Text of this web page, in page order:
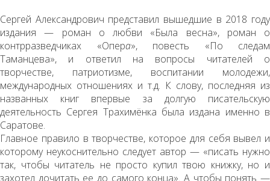
Сергей Александрович представил вышедшие в 2018 году
издания — роман о любви «Была весна», роман о
контрразведчиках «Опера», повесть «По следам
Таманцева», и ответил на вопросы читателей о
творчестве, патриотизме, воспитании молодежи,
международных отношениях и т.д. К слову, последняя из
названных книг впервые за долгую писательскую
деятельность Сергея Трахимёнка была издана именно в
Саратове.
Главное правило в творчестве, которое для себя вывел и
которому неукоснительно следует автор — «писать нужно
так, чтобы читатель не просто купил твою книжку, но и
захотел дочитать ее до самого конца». А чтобы понять —